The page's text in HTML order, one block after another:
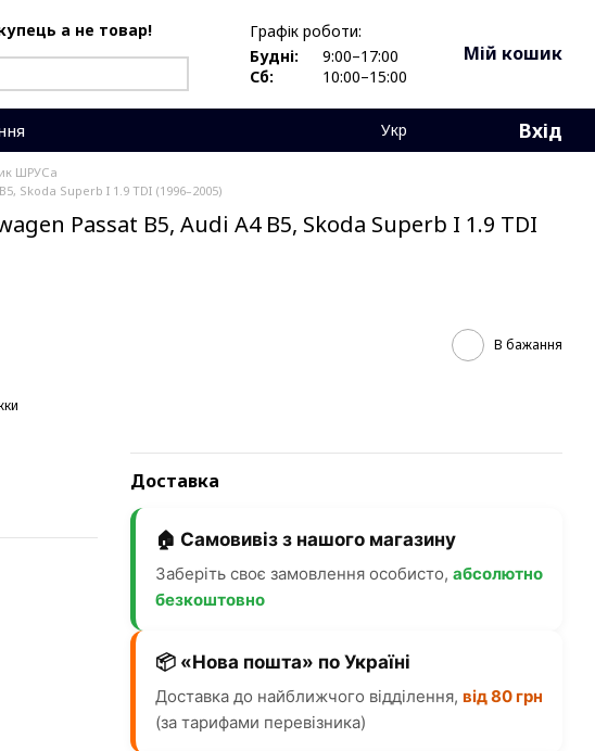
а не товар!
Графік роботи:
Будні:
9:00–17:00
Сб:
10:00–15:00
Мій кошик
Укр Вхід
ШРУСа
Skoda Superb I 1.9 TDI (1996–2005)
Passat B5, Audi A4 B5, Skoda Superb I 1.9 TDI
В бажання
Доставка
🏠 Самовивіз з нашого магазину
Заберіть своє замовлення особисто, абсолютно
безкоштовно
📦 «Нова пошта» по Україні
Доставка до найближчого відділення, від 80 грн
(за тарифами перевізника)